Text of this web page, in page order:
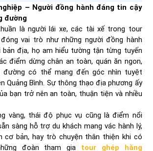
– Người đồng hành đáng tin cậy
đường
là người lái xe, các tài xế trong tour
vai trò như những người đồng hành
bản địa, họ am hiểu tường tận từng tuyến
điểm dừng chân an toàn, quán ăn ngon,
đường có thể mang đến góc nhìn tuyệt
Quảng Bình. Sự thông thạo địa phương ấy
bạn trở nên an toàn, thuận tiện và nhiều
vàng, thái độ phục vụ cũng là điểm nổi
sàng hỗ trợ du khách mang vác hành lý,
cơ bản, hay trò chuyện thân thiện khi có
đoàn tham gia tour ghép hằng